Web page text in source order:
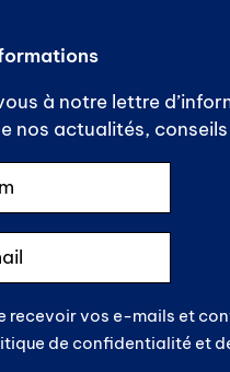
à notre lettre
nos actualités,
recevoir vos e-mails et
de confidentialité et